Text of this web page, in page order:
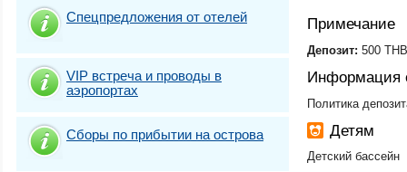
Спецпредложения от отелей
VIP встреча и проводы в
аэропортах
Сборы по прибытии на острова
Примечание
​Депозит: 500
Информация
Политика
Детям
Детский бассейн